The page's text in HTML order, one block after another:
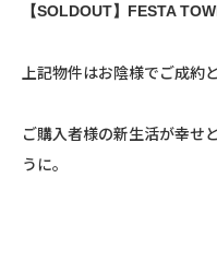
【SOLDOUT】FESTA
上記物件はお陰様でご成約
ご購入者様の新生活が幸せ
うに。